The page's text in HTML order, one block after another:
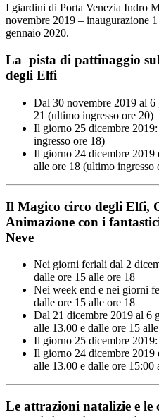
I giardini di Porta Venezia Indro
novembre 2019 – inaugurazione
gennaio 2020.
La pista di pattinaggio
degli Elfi
Dal 30 novembre 2019 al 6
21 (ultimo ingresso ore 20)
Il giorno 25 dicembre
ingresso ore 18)
Il giorno 24 dicembre 2019
alle ore 18 (ultimo ingresso
Il Magico circo degli Elfi,
Animazione con i
Neve
Nei giorni feriali dal 2
dalle ore 15 alle ore 18
Nei week end e nei giorni
dalle ore 15 alle ore 18
Dal 21 dicembre 2019 al 6
alle 13.00 e dalle ore 15
Il giorno 25 dicembre
Il giorno 24 dicembre 2019
alle 13.00 e dalle ore 15:00
Le attrazioni natalizie e le